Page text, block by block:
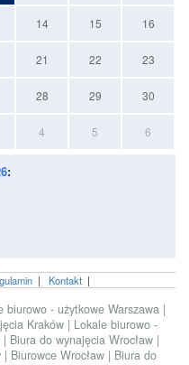
14 15 16
21 22 23
28 29 30
4 5 6
:
| Kontakt|
biurowo - użytkowe Warszawa |
Kraków | Lokale biurowo -
| Biura do wynajęcia Wrocław |
| Biurowce Wrocław | Biura do